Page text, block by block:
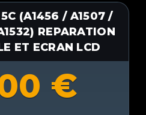
(A1456 / A1507 /
REPARATION
ET ECRAN LCD
€